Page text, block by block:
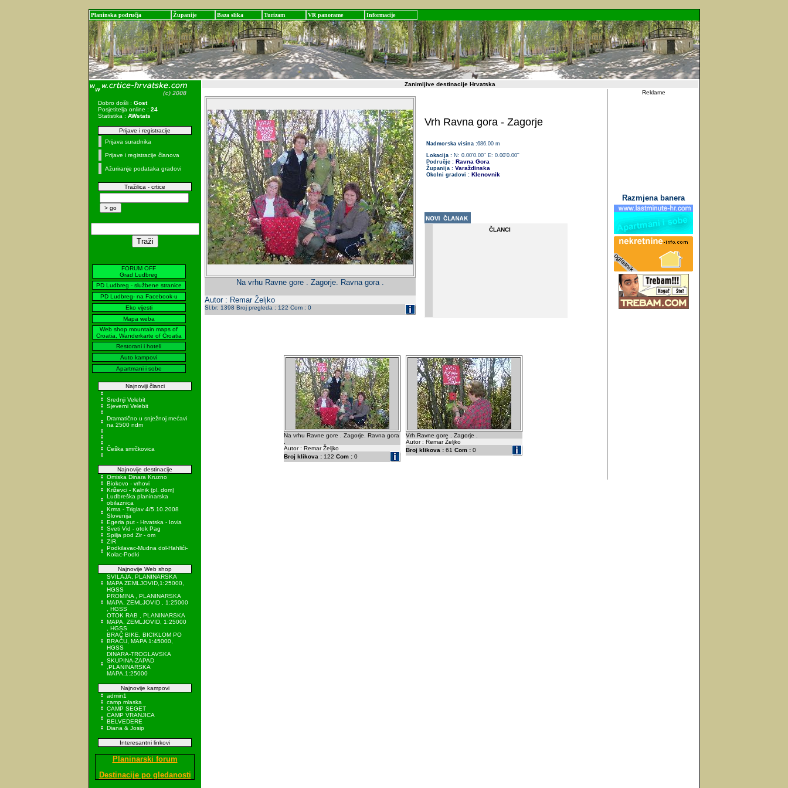
Planinska područja Županije Baza slika Turizam VR panorame Informacije
Dobro došli : Gost
Posjetitelja online : 24
Statistika : AWstats
Prijave i registracije
Prijava suradnika
Prijave i registracije članova
Ažuriranje podataka gradovi
Tražilica - crtice
FORUM OFF
Grad Ludbreg
PD Ludbreg - službene stranice
PD Ludbreg- na Facebook-u
Eko vijesti
Mapa weba
Web shop mountain maps of
Croatia, Wanderkarte of Croatia
Restorani i hoteli
Auto kampovi
Apartmani i sobe
Najnoviji članci
Srednji Velebit
Sjeverni Velebit
Dramatično u snježnoj mećavi
na 2500 ndm
Češka smrčkovica
Najnovije destinacije
Omiska Dinara Kruzno
Biokovo - vrhovi
Križevci - Kalnik (pl. dom)
Ludbreška planinarska
obilaznica
Krma - Triglav 4/5.10.2008
Slovenija
Egeria put - Hrvatska - Iovia
Sveti Vid - otok Pag
Spilja pod Zir - om
ZIR
Podkilavac-Mudna dol-Hahlići-
Kolac-Podki
Najnovije Web shop
SVILAJA, PLANINARSKA
MAPA ZEMLJOVID,1:25000,
HGSS
PROMINA , PLANINARSKA
MAPA, ZEMLJOVID , 1:25000
, HGSS
OTOK RAB , PLANINARSKA
MAPA, ZEMLJOVID, 1:25000
, HGSS
BRAČ BIKE, BICIKLOM PO
BRAČU, MAPA 1:45000,
HGSS
DINARA-TROGLAVSKA
SKUPINA-ZAPAD
,PLANINARSKA
MAPA,1:25000
Najnovije kampovi
admin1
camp mlaska
CAMP SEGET
CAMP VRANJICA
BELVEDERE
Diana & Josip
Interesantni linkovi
Planinarski forum
Destinacije po gledanosti
Zanimljive destinacije Hrvatska
Na vrhu Ravne gore . Zagorje. Ravna gora .
Autor : Remar Željko
Sl.br: 1398 Broj pregleda : 122 Com : 0
Vrh Ravna gora - Zagorje
Nadmorska visina :686.00 m
Lokacija :N: 0.00'0.00'' E: 0.00'0.00''
Područje :Ravna Gora
Županija : Varaždinska
Okolni gradovi : Klenovnik
ČLANCI
Na vrhu Ravne gore . Zagorje. Ravna gora
Autor : Remar Željko
Broj klikova : 122 Com : 0
Vrh Ravne gore . Zagorje .
Autor : Remar Željko
Broj klikova : 61 Com : 0
Reklame
Razmjena banera